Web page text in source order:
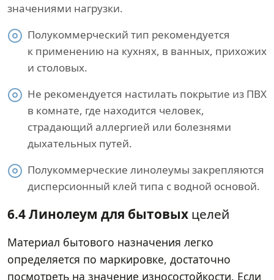
значениями нагрузки.
Полукоммерческий тип рекомендуется
к применению на кухнях, в ванных, прихожих
и столовых.
Не рекомендуется настилать покрытие из ПВХ
в комнате, где находится человек,
страдающий аллергией или болезнями
дыхательных путей.
Полукоммерческие линолеумы закрепляются
дисперсионный клей типа с водной основой.
6.4 Линолеум для бытовых целей
Материал бытового назначения легко
определяется по маркировке, достаточно
посмотреть на значение износостойкости. Если